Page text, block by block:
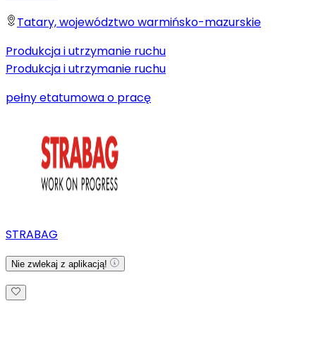
Tatary, województwo warmińsko-mazurskie
Produkcja i utrzymanie ruchu
Produkcja i utrzymanie ruchu
pełny etatumowa o pracę
STRABAG
Nie zwlekaj z aplikacją!